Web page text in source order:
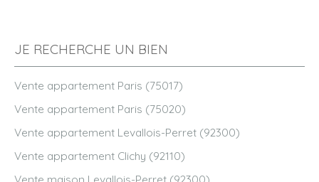
JE RECHERCHE UN BIEN
Vente appartement Paris (75017)
Vente appartement Paris (75020)
Vente appartement Levallois-Perret (92300)
Vente appartement Clichy (92110)